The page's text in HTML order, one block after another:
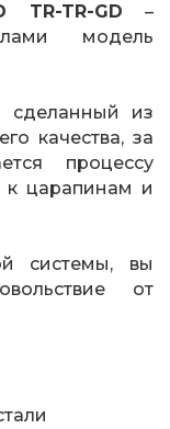
TR-GD –
модель
сделанный из
качества, за
процессу
к царапинам и
системы, вы
от